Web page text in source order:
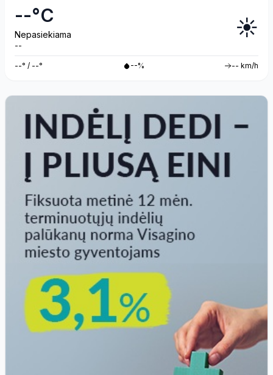
--°C
Nepasiekiama
--
☀️
--° / --° --% -- km/h